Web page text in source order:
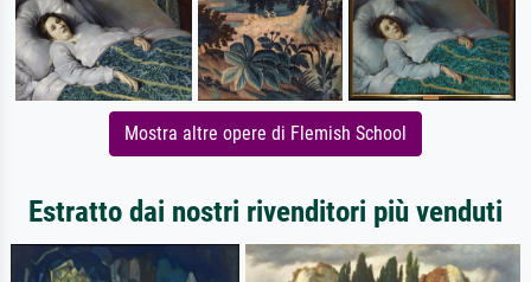
Mostra altre opere di Flemish School
Estratto dai nostri rivenditori più venduti